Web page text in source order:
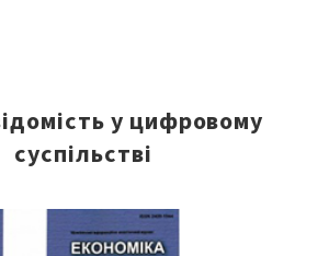
у цифровому
суспільстві